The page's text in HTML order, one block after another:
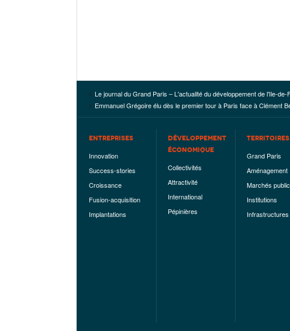
Le journal du Grand Paris – L'actualité du développement de l'Ile-de-
Emmanuel Grégoire élu dès le premier tour à Paris face à Clément
ENTREPRISES
Innovation
Success-stories
Croissance
Fusion-acquisition
Implantations
DÉVELOPPEMENT
ÉCONOMIQUE
Collectivités
Attractivité
International
Pépinières
TERRITOIRES
Grand Paris
Aménagement
Marchés
Institutions
Infrastructures